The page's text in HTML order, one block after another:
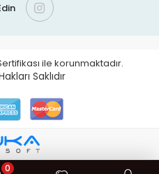
ile korunmaktadır.
Saklıdır
0